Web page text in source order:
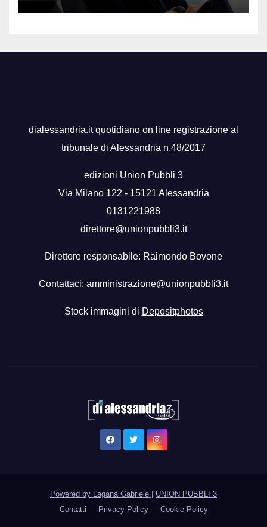
dialessandria.it quotidiano on line registrazione al
tribunale di Alessandria n.48/2017
edizioni Union Pubbli 3
Via Milano 122 - 15121 Alessandria
0131221988
direttore@unionpubbli3.it
Direttore responsabile: Raimondo Bovone
Contattaci: amministrazione@unionpubbli3.it
Stock immagini di Depositphotos
Powered by Laganà Gabriele
UNION PUBBLI 3
Contatti
Privacy Policy Cookie Policy